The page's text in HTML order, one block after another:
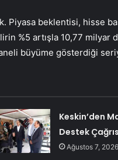
Piyasa beklentisi, hisse
%5 artışla 10,77 milyar
büyüme gösterdiği
Keskin’den
Destek
Ağustos 7, 2026